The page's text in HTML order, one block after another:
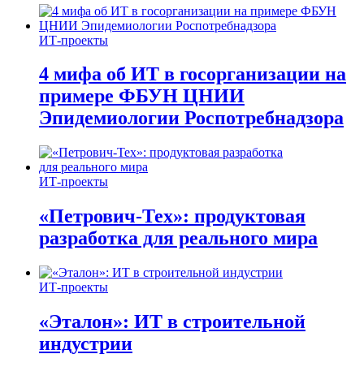
ИТ-проекты
4 мифа об ИТ в госорганизации на
примере ФБУН ЦНИИ
Эпидемиологии Роспотребнадзора
ИТ-проекты
«Петрович-Тех»: продуктовая
разработка для реального мира
ИТ-проекты
«Эталон»: ИТ в строительной
индустрии